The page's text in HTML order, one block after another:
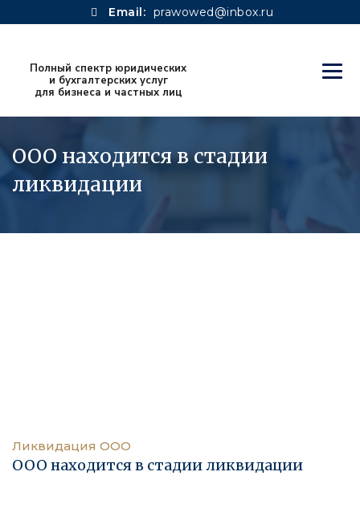
Email: prawowed@inbox.ru
ООО находится в стадии
ликвидации
Ликвидация ООО
ООО находится в стадии ликвидации